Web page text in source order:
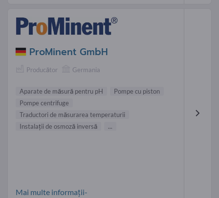
ProMinent GmbH
Producător Germania
Aparate de măsură pentru pH
Pompe cu piston
Pompe centrifuge
Traductori de măsurarea temperaturii
Instalaţii de osmoză inversă
...
Mai multe informații-